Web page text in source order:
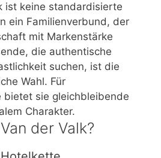
ist keine standardisierte
ein Familienverbund, der
mit Markenstärke
die authentische
suchen, ist die
Wahl. Für
bietet sie gleichbleibende
Charakter.
der Valk?